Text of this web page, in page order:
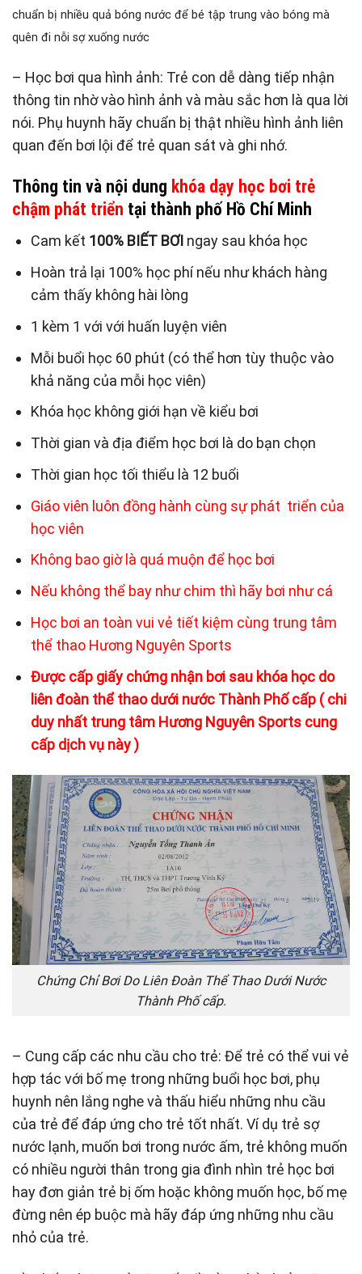
chuẩn bị nhiều quả bóng nước để bé tập trung vào bóng mà
quên đi nỗi sợ xuống nước
– Học bơi qua hình ảnh: Trẻ con dễ dàng tiếp nhận
thông tin nhờ vào hình ảnh và màu sắc hơn là qua lời
nói. Phụ huynh hãy chuẩn bị thật nhiều hình ảnh liên
quan đến bơi lội để trẻ quan sát và ghi nhớ.
Thông tin và nội dung khóa dạy học bơi trẻ
chậm phát triển tại thành phố Hồ Chí Minh
Cam kết 100% BIẾT BƠI ngay sau khóa học
Hoàn trả lại 100% học phí nếu như khách hàng
cảm thấy không hài lòng
1 kèm 1 với với huấn luyện viên
Mỗi buổi học 60 phút (có thể hơn tùy thuộc vào
khả năng của mỗi học viên)
Khóa học không giới hạn về kiểu bơi
Thời gian và địa điểm học bơi là do bạn chọn
Thời gian học tối thiểu là 12 buổi
Giáo viên luôn đồng hành cùng sự phát triển của
học viên
Không bao giờ là quá muộn để học bơi
Nếu không thể bay như chim thì hãy bơi như cá
Học bơi an toàn vui vẻ tiết kiệm cùng trung tâm
thể thao Hương Nguyên Sports
Được cấp giấy chứng nhận bơi sau khóa học do
liên đoàn thể thao dưới nước Thành Phố cấp ( chi
duy nhất trung tâm Hương Nguyên Sports cung
cấp dịch vụ này )
Chứng Chỉ Bơi Do Liên Đoàn Thể Thao Dưới Nước
Thành Phố cấp.
– Cung cấp các nhu cầu cho trẻ: Để trẻ có thể vui vẻ
hợp tác với bố mẹ trong những buổi học bơi, phụ
huynh nên lắng nghe và thấu hiểu những nhu cầu
của trẻ để đáp ứng cho trẻ tốt nhất. Ví dụ trẻ sợ
nước lạnh, muốn bơi trong nước ấm, trẻ không muốn
có nhiều người thân trong gia đình nhìn trẻ học bơi
hay đơn giản trẻ bị ốm hoặc không muốn học, bố mẹ
đừng nên ép buộc mà hãy đáp ứng những nhu cầu
nhỏ của trẻ.